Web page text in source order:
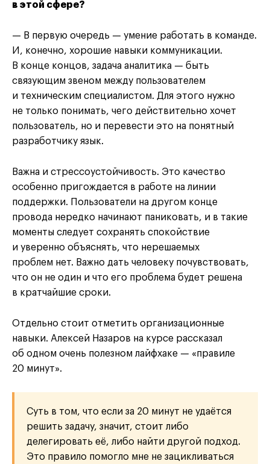
в этой сфере?
— В первую очередь — умение работать в команде.
И, конечно, хорошие навыки коммуникации.
В конце концов, задача аналитика — быть
связующим звеном между пользователем
и техническим специалистом. Для этого нужно
не только понимать, чего действительно хочет
пользователь, но и перевести это на понятный
разработчику язык.
Важна и стрессоустойчивость. Это качество
особенно пригождается в работе на линии
поддержки. Пользователи на другом конце
провода нередко начинают паниковать, и в такие
моменты следует сохранять спокойствие
и уверенно объяснять, что нерешаемых
проблем нет. Важно дать человеку почувствовать,
что он не один и что его проблема будет решена
в кратчайшие сроки.
Отдельно стоит отметить организационные
навыки. Алексей Назаров на курсе рассказал
об одном очень полезном лайфхаке — «правиле
20 минут».
Суть в том, что если за 20 минут не удаётся
решить задачу, значит, стоит либо
делегировать её, либо найти другой подход.
Это правило помогло мне не зацикливаться